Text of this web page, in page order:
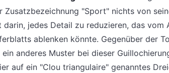
"Sport" nichts von
darin, jedes Detail zu reduzieren, das vom
ablenken könnte. Gegenüber der
anderes Muster bei dieser
auf ein "Clou triangulaire" genanntes